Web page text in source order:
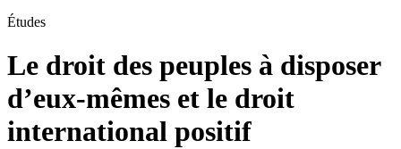
Études
Le droit des peuples à disposer
d’eux-mêmes et le droit
international positif